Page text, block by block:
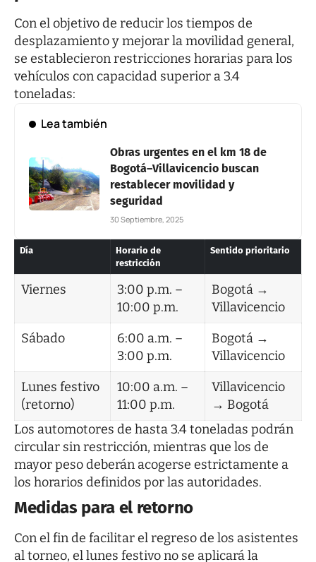
Con el objetivo de reducir los tiempos de
desplazamiento y mejorar la movilidad general,
se establecieron restricciones horarias para los
vehículos con capacidad superior a 3.4
toneladas:
Lea también
Obras urgentes en el km 18 de
Bogotá–Villavicencio buscan
restablecer movilidad y
seguridad
30 Septiembre, 2025
Día
Horario de
restricción
Sentido prioritario
Viernes
3:00 p.m. –
10:00 p.m.
Bogotá →
Villavicencio
Sábado
6:00 a.m. –
3:00 p.m.
Bogotá →
Villavicencio
Lunes festivo
(retorno)
10:00 a.m. –
11:00 p.m.
Villavicencio
→ Bogotá
Los automotores de hasta 3.4 toneladas podrán
circular sin restricción, mientras que los de
mayor peso deberán acogerse estrictamente a
los horarios definidos por las autoridades.
Medidas para el retorno
Con el fin de facilitar el regreso de los asistentes
al torneo, el lunes festivo no se aplicará la